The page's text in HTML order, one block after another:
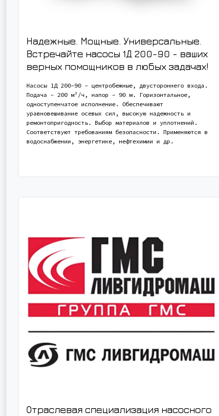
Надежные. Мощные. Универсальные.
Встречайте насосы 1Д 200-90 - ваших
верных помощников в любых задачах!
Насосы 1Д 200-90 - центробежные, двустороннего входа.
Подача - 200 м³/ч, напор - 90 м. Горизонтальное,
одноступенчатое исполнение. Обеспечивают
уравновешивание осевых сил, высокую надежность и
ремонтопригодность. Выбор материалов и уплотнений.
Соответствуют требованиям безопасности. Применяются в
водоснабжении, энергетике, нефтехимии и др.
Отраслевая специализация насосного